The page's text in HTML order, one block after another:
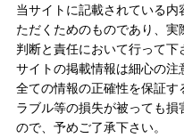
当サイトに記載されている
ただくためのものであり、
判断と責任において行って
サイトの掲載情報は細心の
全ての情報の正確性を保証す
ラブル等の損失が被っても
ので、予めご了承下さい。